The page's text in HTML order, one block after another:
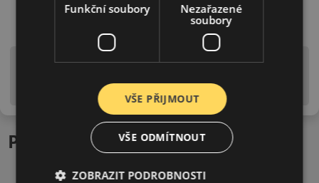
Upozornění! Hodnoty na štítku jsou pouze
is EU štítky ve smyslu dosud platné (předchozí) legislativy.
Podobné produkty
Funkční soubory
Nezařazené
soubory
VŠE PŘIJMOUT
VŠE ODMÍTNOUT
ZOBRAZIT PODROBNOSTI